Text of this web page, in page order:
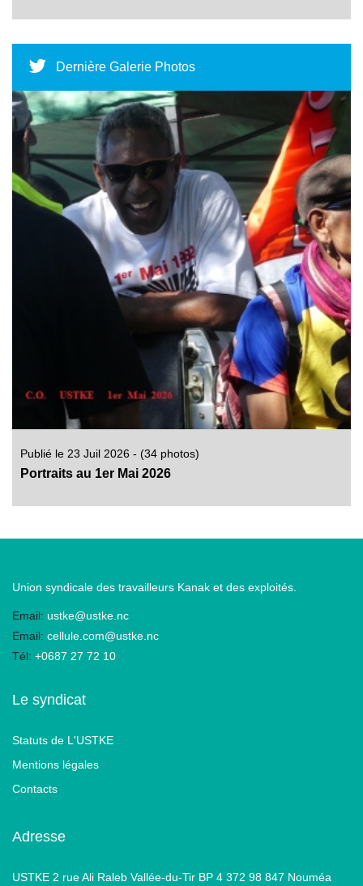
Dernière Galerie Photos
Publié le 23 Juil 2026 - (34 photos)
Portraits au 1er Mai 2026
Union syndicale des travailleurs Kanak et des exploités.
Email: ustke@ustke.nc
Email: cellule.com@ustke.nc
Tél: +0687 27 72 10
Le syndicat
Statuts de L'USTKE
Mentions légales
Contacts
Adresse
USTKE 2 rue Ali Raleb Vallée-du-Tir BP 4 372 98 847 Nouméa